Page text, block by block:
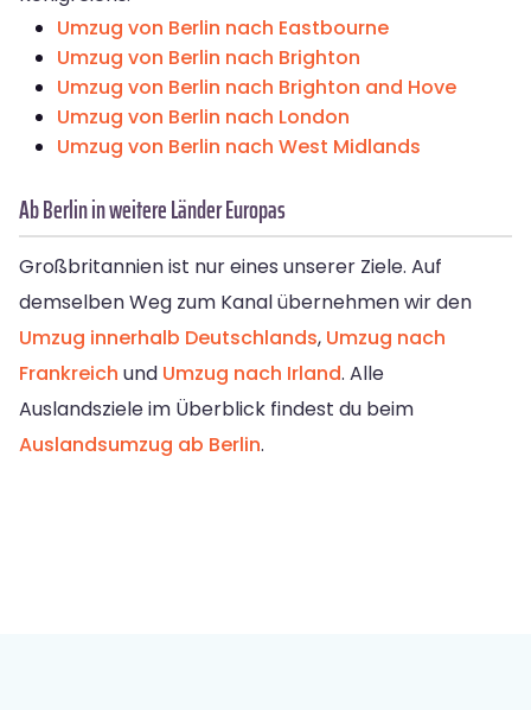
Umzug von Berlin nach Eastbourne
Umzug von Berlin nach Brighton
Umzug von Berlin nach Brighton and Hove
Umzug von Berlin nach London
Umzug von Berlin nach West Midlands
Ab Berlin in weitere Länder Europas
Großbritannien ist nur eines unserer Ziele. Auf
demselben Weg zum Kanal übernehmen wir den
Umzug innerhalb Deutschlands, Umzug nach
Frankreich und Umzug nach Irland. Alle
Auslandsziele im Überblick findest du beim
Auslandsumzug ab Berlin.